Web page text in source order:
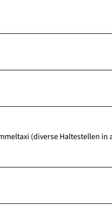
(diverse Haltestellen in